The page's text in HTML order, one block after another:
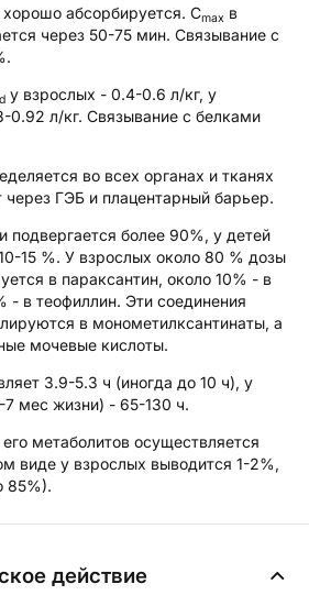
абсорбируется. Cmax в
через 50-75 мин. Связывание с
d у взрослых - 0.4-0.6 л/кг, у
0.92 л/кг. Связывание с белками
во всех органах и тканях
через ГЭБ и плацентарный барьер.
подвергается более 90%, у детей
15 %. У взрослых около 80 % дозы
в параксантин, около 10% - в
- в теофиллин. Эти соединения
в монометилксантинаты, а
мочевые кислоты.
3.9-5.3 ч (иногда до 10 ч), у
мес жизни) - 65-130 ч.
метаболитов осуществляется
виде у взрослых выводится 1-2%,
85%).
действие